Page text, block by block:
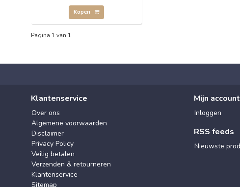
Kopen
Pagina 1 van 1
Klantenservice
Over ons
Algemene voorwaarden
Disclaimer
Privacy Policy
Veilig betalen
Verzenden & retourneren
Klantenservice
Sitemap
Mijn account
Inloggen
RSS feeds
Nieuwste